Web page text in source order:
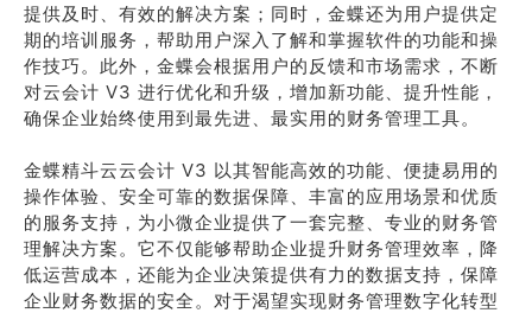
提供及时、有效的解决方案；同时，金蝶还为用户提供定
期的培训服务，帮助用户深入了解和掌握软件的功能和操
作技巧。此外，金蝶会根据用户的反馈和市场需求，不断
对云会计 V3 进行优化和升级，增加新功能、提升性能，
确保企业始终使用到最先进、最实用的财务管理工具。
金蝶精斗云云会计 V3 以其智能高效的功能、便捷易用的
操作体验、安全可靠的数据保障、丰富的应用场景和优质
的服务支持，为小微企业提供了一套完整、专业的财务管
理解决方案。它不仅能够帮助企业提升财务管理效率，降
低运营成本，还能为企业决策提供有力的数据支持，保障
企业财务数据的安全。对于渴望实现财务管理数字化转型